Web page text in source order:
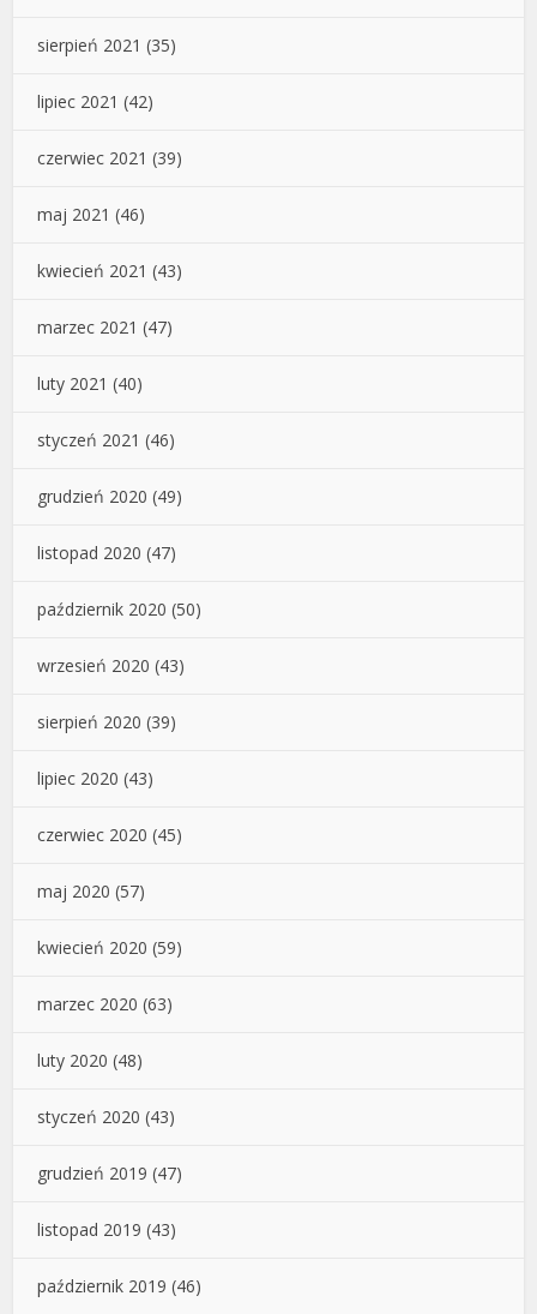
sierpień 2021 (35)
lipiec 2021 (42)
czerwiec 2021 (39)
maj 2021 (46)
kwiecień 2021 (43)
marzec 2021 (47)
luty 2021 (40)
styczeń 2021 (46)
grudzień 2020 (49)
listopad 2020 (47)
październik 2020 (50)
wrzesień 2020 (43)
sierpień 2020 (39)
lipiec 2020 (43)
czerwiec 2020 (45)
maj 2020 (57)
kwiecień 2020 (59)
marzec 2020 (63)
luty 2020 (48)
styczeń 2020 (43)
grudzień 2019 (47)
listopad 2019 (43)
październik 2019 (46)